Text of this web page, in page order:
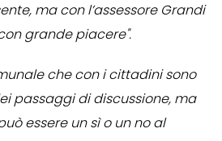
ma con l’assessore Grandi
grande piacere".
che con i cittadini sono
passaggi di discussione, ma
essere un sì o un no al